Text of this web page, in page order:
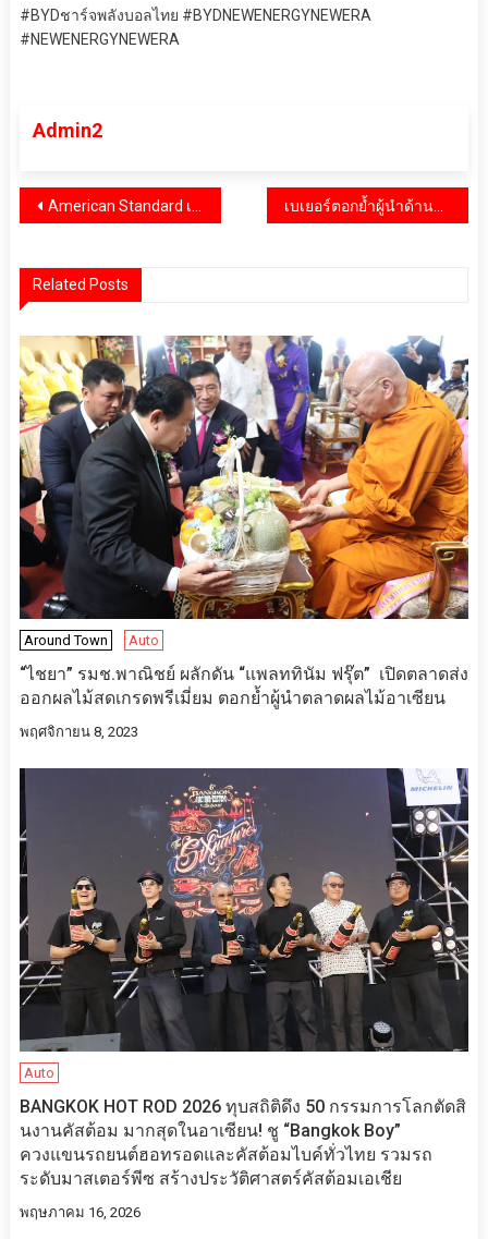
#BYDชาร์จพลังบอลไทย #BYDNEWENERGYNEWERA
#NEWENERGYNEWERA
Admin2
แนะแนว
American Standard เฉลิมฉลอง 150 ปี แห่งความไว้วางใจและนวัตกรรม ด้วยแรงบันดาลใจ เบเยอร์ตอกย้ำผู้นำด้านนวัตกรรมสีเพื่อสิ่งแวดล้อม รับมอบเครื่องหมาย CFR และ CFP พร้อมเดินหน้าสู่เป้าหมาย Net Zero อย่างยั่งยืนและเป็นรูปธรรม
Related Posts
Around Town Auto
“ไชยา” รมช.พาณิชย์ ผลักดัน “แพลททินัม ฟรุ๊ต” เปิดตลาดส่ง
ออกผลไม้สดเกรดพรีเมี่ยม ตอกย้ำผู้นำตลาดผลไม้อาเซียน
พฤศจิกายน 8, 2023
Auto
BANGKOK HOT ROD 2026 ทุบสถิติดึง 50 กรรมการโลกตัดสิ
นงานคัสต้อม มากสุดในอาเซียน! ชู “Bangkok Boy”
ควงแขนรถยนต์ฮอทรอดและคัสต้อมไบค์ทั่วไทย รวมรถ
ระดับมาสเตอร์พีซ สร้างประวัติศาสตร์คัสต้อมเอเชีย
พฤษภาคม 16, 2026